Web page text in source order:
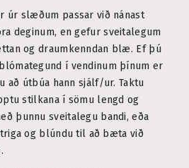
úr slæðum passar við nánast
deginum, en gefur sveitalegum
og draumkenndan blæ. Ef þú
í vendinum þínum er
útbúa hann sjálf/ur. Taktu
stilkana í sömu lengd og
þunnu sveitalegu bandi, eða
og blúndu til að bæta við